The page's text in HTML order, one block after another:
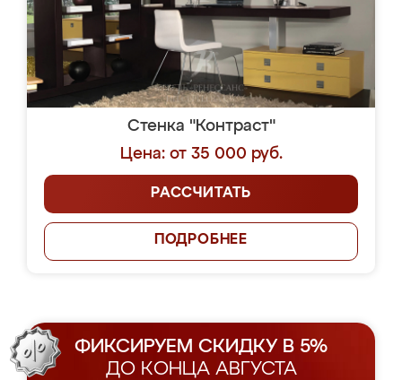
Стенка "Контраст"
Цена: от 35 000 руб.
РАССЧИТАТЬ
ПОДРОБНЕЕ
ФИКСИРУЕМ СКИДКУ В 5%
ДО КОНЦА АВГУСТА